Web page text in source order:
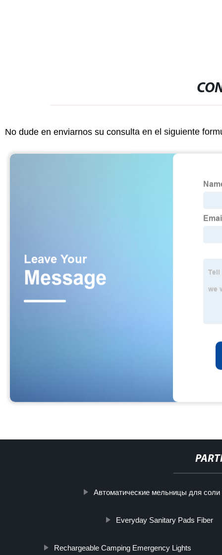
No dude en enviarnos su consulta en el siguiente
Автоматические мельницы для соли
Everyday Sanitary Pads Fiber
Rechargeable Camping Emergency Lights